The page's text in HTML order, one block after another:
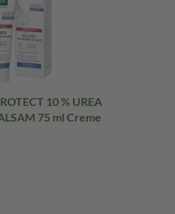
10 % UREA
75 ml Creme